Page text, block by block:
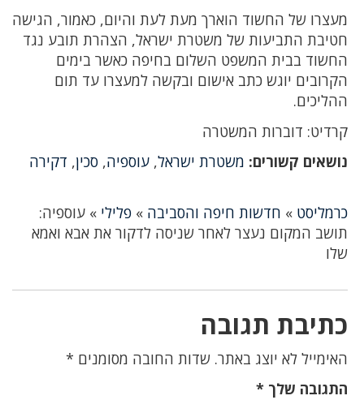
מעצרו של החשוד הוארך מעת לעת והיום, כאמור, הגישה
חטיבת התביעות של משטרת ישראל, הצהרת תובע נגד
החשוד בבית המשפט השלום בחיפה כאשר בימים
הקרובים יוגש כתב אישום ובקשה למעצרו עד תום
ההליכים.
קרדיט: דוברות המשטרה
נושאים קשורים: משטרת ישראל, עוספיה, סכין, דקירה
כרמליסט » חדשות חיפה והסביבה » פלילי » עוספיה:
תושב המקום נעצר לאחר שניסה לדקור את אבא ואמא
שלו
כתיבת תגובה
האימייל לא יוצג באתר. שדות החובה מסומנים *
התגובה שלך *